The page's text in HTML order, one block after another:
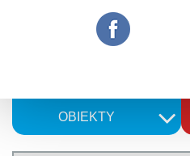
OBIEKTY